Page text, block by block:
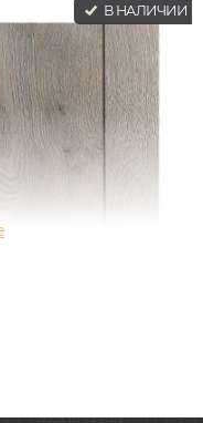
В НАЛИЧИИ